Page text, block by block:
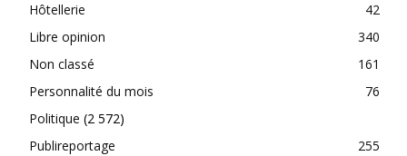
Hôtellerie
42
Libre opinion
340
Non classé
161
Personnalité du mois
76
Politique (2 572)
Publireportage
255